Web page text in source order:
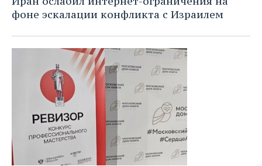
фоне эскалации конфликта с Израилем